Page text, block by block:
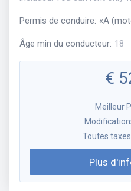
Permis de conduire: «A
Âge min du conducteur: 18
€
Meilleur
Toutes
Plus